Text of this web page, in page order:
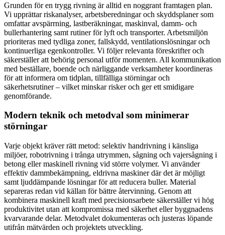
Grunden för en trygg rivning är alltid en noggrant framtagen plan.
Vi upprättar riskanalyser, arbetsberedningar och skyddsplaner som
omfattar avspärrning, lastberäkningar, maskinval, damm- och
bullerhantering samt rutiner för lyft och transporter. Arbetsmiljön
prioriteras med tydliga zoner, fallskydd, ventilationslösningar och
kontinuerliga egenkontroller. Vi följer relevanta föreskrifter och
säkerställer att behörig personal utför momenten. All kommunikation
med beställare, boende och närliggande verksamheter koordineras
för att informera om tidplan, tillfälliga störningar och
säkerhetsrutiner – vilket minskar risker och ger ett smidigare
genomförande.
Modern teknik och metodval som minimerar
störningar
Varje objekt kräver rätt metod: selektiv handrivning i känsliga
miljöer, robotrivning i trånga utrymmen, sågning och vajersågning i
betong eller maskinell rivning vid större volymer. Vi använder
effektiv dammbekämpning, eldrivna maskiner där det är möjligt
samt ljuddämpande lösningar för att reducera buller. Material
separeras redan vid källan för bättre återvinning. Genom att
kombinera maskinell kraft med precisionsarbete säkerställer vi hög
produktivitet utan att kompromissa med säkerhet eller byggnadens
kvarvarande delar. Metodvalet dokumenteras och justeras löpande
utifrån mätvärden och projektets utveckling.